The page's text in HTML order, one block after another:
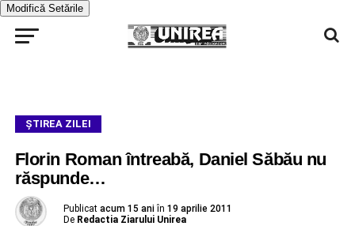
Modifică Setările
ŞTIREA ZILEI
Florin Roman întreabă, Daniel Săbău nu
răspunde…
Publicat acum 15 ani în 19 aprilie 2011
De Redactia Ziarului Unirea